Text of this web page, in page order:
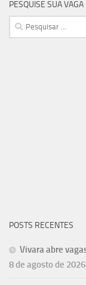
PESQUISE SUA VAGA
Pesquisar
por:
POSTS RECENTES
Vivara abre
8 de agosto de 2026